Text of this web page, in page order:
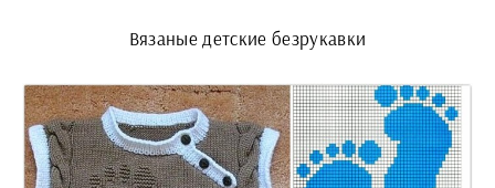
Вязаные детские безрукавки